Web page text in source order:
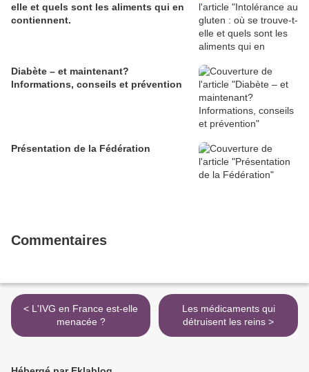
elle et quels sont les aliments qui en
contiennent.
Diabète – et maintenant?
Informations, conseils et prévention
Présentation de la Fédération
Commentaires
< L'IVG en France est-elle
menacée ?
Les médicaments qui
détruisent les reins >